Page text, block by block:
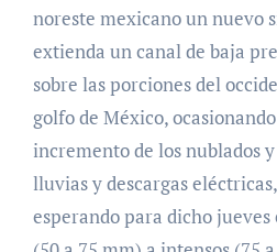
noreste mexicano un nuevo
extienda un canal de baja
sobre las porciones del
golfo de México,
incremento de los nublados
lluvias y descargas eléctricas,
esperando para dicho